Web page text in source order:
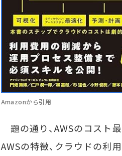
Amazonから引用
題の通り、AWSのコスト
AWSの特徴、クラウドの利